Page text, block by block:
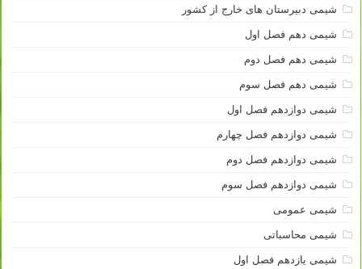
شیمی دبیرستان های خارج از کشور
شیمی دهم فصل اول
شیمی دهم فصل دوم
شیمی دهم فصل سوم
شیمی دوازدهم فصل اول
شیمی دوازدهم فصل چهارم
شیمی دوازدهم فصل دوم
شیمی دوازدهم فصل سوم
شیمی عمومی
شیمی محاسباتی
شیمی یازدهم فصل اول